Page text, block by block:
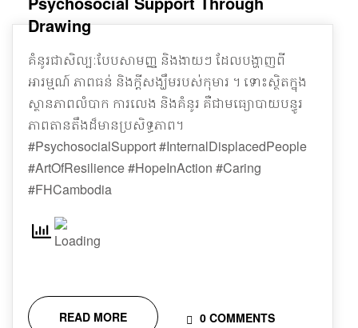
Drawing
គំនូរជាសិល្បៈបែបសាមញ្ញ និងងាយៗ ដែលបង្ហាញពី
អារម្មណ៍ ភាពធន់ និងក្តីសង្ឃឹមរបស់កុមារ ។ ទោះស្ថិតក្នុង
ស្ថានភាពលំបាក ការលេង និងគំនូរ គឺជាមធ្យោបាយបន្ធូរ
ភាពតានតឹងដ៏មានប្រសិទ្ធភាព។
#PsychosocialSupport #InternalDisplacedPeople
#ArtOfResilience #HopeInAction #Caring
#FHCambodia
READ MORE 0 COMMENTS